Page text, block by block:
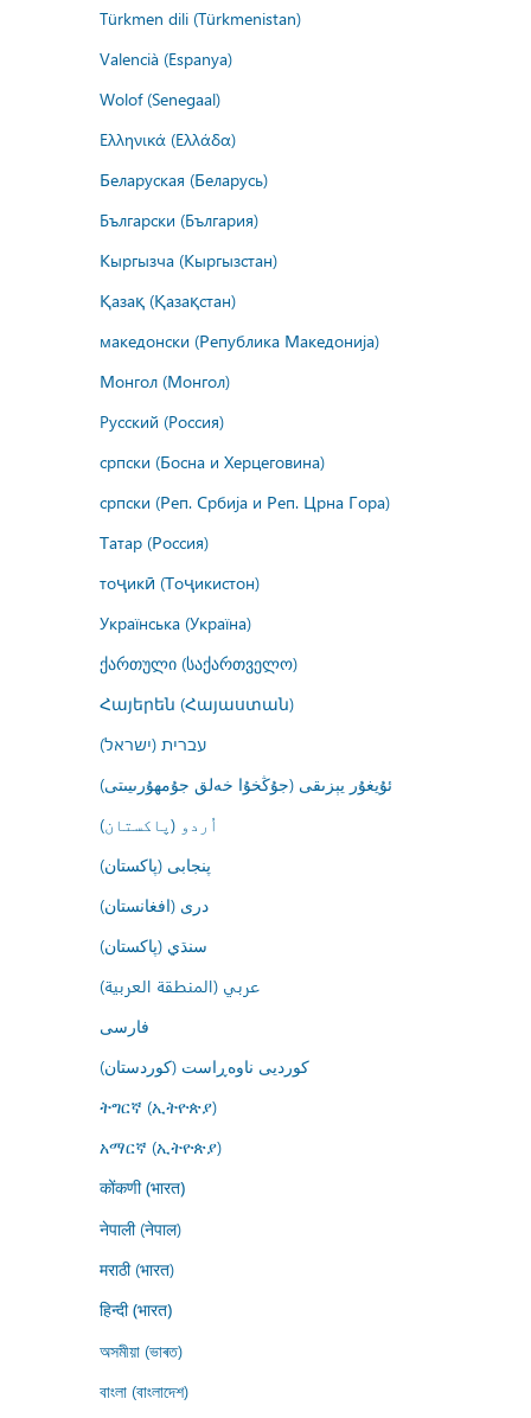
Türkmen dili (Türkmenistan)
Valencià (Espanya)
Wolof (Senegaal)
Ελληνικά (Ελλάδα)
Беларуская (Беларусь)
Български (България)
Кыргызча (Кыргызстан)
Қазақ (Қазақстан)
македонски (Република Македонија)
Монгол (Монгол)
Русский (Россия)
српски (Босна и Херцеговина)
српски (Реп. Србија и Реп. Црна Гора)
Татар (Россия)
тоҷикӣ (Тоҷикистон)
Українська (Україна)
ქართული (საქართველო)
Հայերեն (Հայաստան)
עברית (ישראל)
ئۇيغۇر يېزىقى (جۇڭخۇا خەلق جۇمھۇرىيىتى)
اُردو (پاکستان)
پنجابی (پاکستان)
درى (افغانستان)
سنڌي (پاکستان)
عربي (المنطقة العربية)
فارسى
کوردیی ناوەڕاست (کوردستان)
ትግርኛ (ኢትዮጵያ)
አማርኛ (ኢትዮጵያ)
कोंकणी (भारत)
नेपाली (नेपाल)
मराठी (भारत)
हिन्दी (भारत)
অসমীয়া (ভাৰত)
বাংলা (বাংলাদেশ)